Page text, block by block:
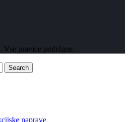
Vse pravice pridržane.
Search
naprave